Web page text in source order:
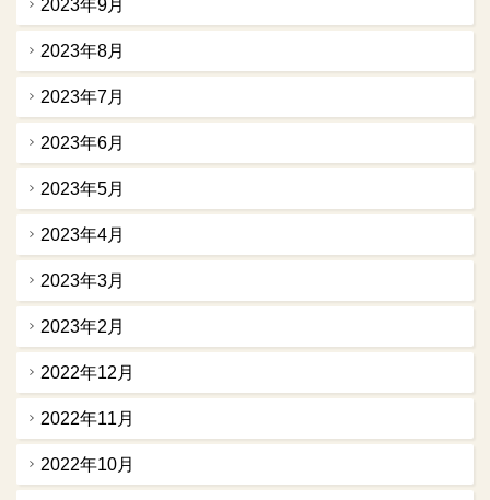
2023年9月
2023年8月
2023年7月
2023年6月
2023年5月
2023年4月
2023年3月
2023年2月
2022年12月
2022年11月
2022年10月